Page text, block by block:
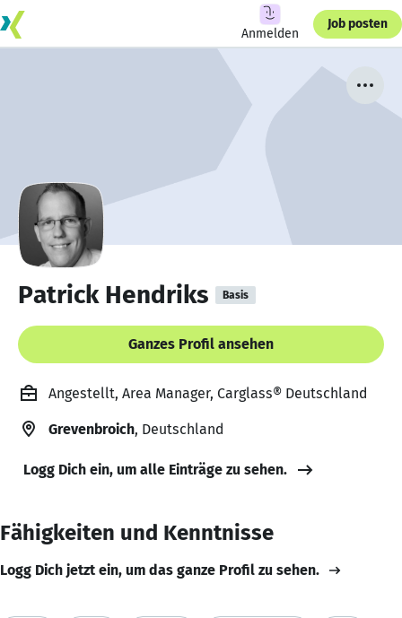
Anmelden
Job posten
Patrick Hendriks Basis
Ganzes Profil ansehen
Angestellt, Area Manager, Carglass® Deutschland
Grevenbroich, Deutschland
Logg Dich ein, um alle Einträge zu sehen.
Fähigkeiten und Kenntnisse
Logg Dich jetzt ein, um das ganze Profil zu sehen.